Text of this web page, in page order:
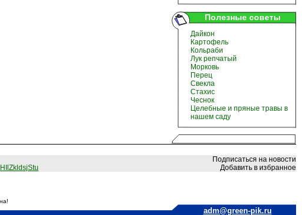
Полезные советы
Дайкон
Картофель
Кольраби
Лук репчатый
Морковь
Перец
Свекла
Стахис
Чеснок
Целебные и пряные травы в
нашем саду
Подписаться на новости
Добавить в избранное
adm@green-pik.ru